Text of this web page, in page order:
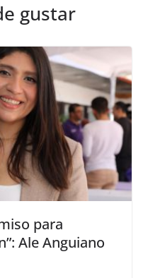
gustar
para
Ale Anguiano